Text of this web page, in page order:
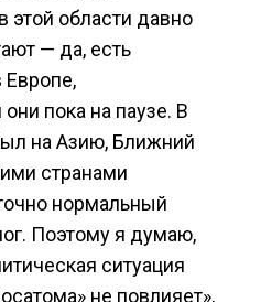
области давно
— да, есть
пока на паузе. В
на Азию, Ближний
странами
нормальный
Поэтому я думаю,
ситуация
не повлияет»,